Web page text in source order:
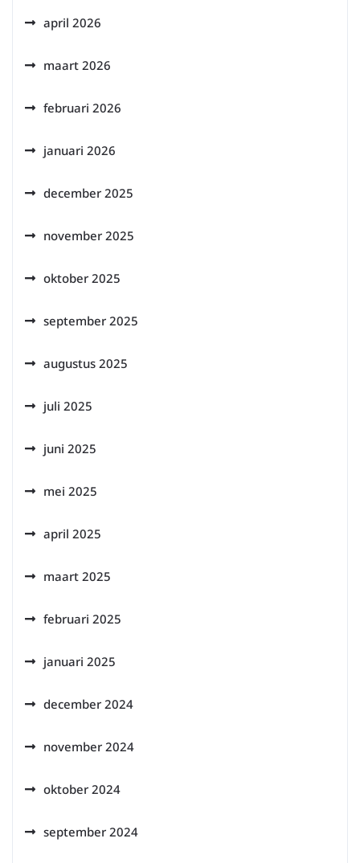
april 2026
maart 2026
februari 2026
januari 2026
december 2025
november 2025
oktober 2025
september 2025
augustus 2025
juli 2025
juni 2025
mei 2025
april 2025
maart 2025
februari 2025
januari 2025
december 2024
november 2024
oktober 2024
september 2024